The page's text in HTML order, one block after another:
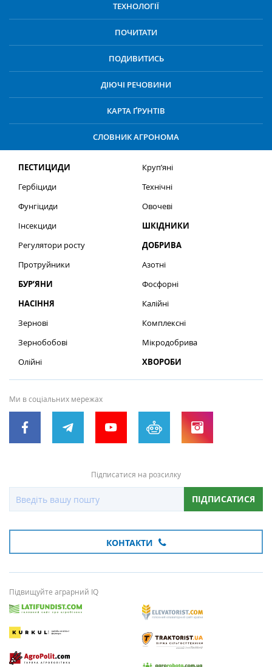
ТЕХНОЛОГІЇ
ПОЧИТАТИ
ПОДИВИТИСЬ
ДІЮЧІ РЕЧОВИНИ
КАРТА ҐРУНТІВ
СЛОВНИК АГРОНОМА
ПЕСТИЦИДИ
Гербіциди
Фунгіциди
Інсекциди
Регулятори росту
Протруйники
БУР’ЯНИ
НАСІННЯ
Зернові
Зернобобові
Олійні
Круп’яні
Технічні
Овочеві
ШКІДНИКИ
ДОБРИВА
Азотні
Фосфорні
Калійні
Комплексні
Мікродобрива
ХВОРОБИ
Ми в соціальних мережах
Підписатися на розсилку
ПІДПИСАТИСЯ
КОНТАКТИ
Підвищуйте аграрний IQ